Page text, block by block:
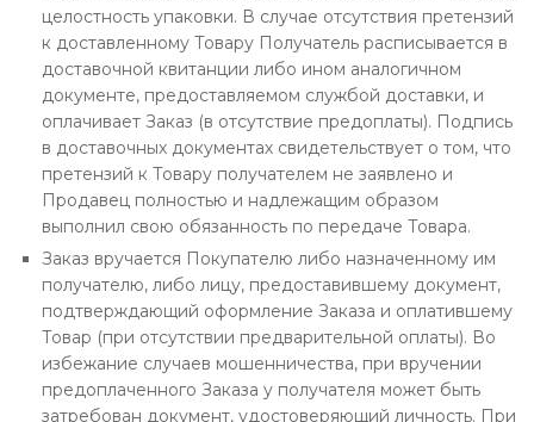
целостность упаковки. В случае отсутствия претензий
к доставленному Товару Получатель расписывается в
доставочной квитанции либо ином аналогичном
документе, предоставляемом службой доставки, и
оплачивает Заказ (в отсутствие предоплаты). Подпись
в доставочных документах свидетельствует о том, что
претензий к Товару получателем не заявлено и
Продавец полностью и надлежащим образом
выполнил свою обязанность по передаче Товара.
Заказ вручается Покупателю либо назначенному им
получателю, либо лицу, предоставившему документ,
подтверждающий оформление Заказа и оплатившему
Товар (при отсутствии предварительной оплаты). Во
избежание случаев мошенничества, при вручении
предоплаченного Заказа у получателя может быть
затребован документ, удостоверяющий личность. При